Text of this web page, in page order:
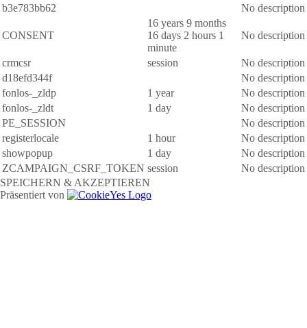
b3e783bb62
No description
CONSENT
16 years 9 months
16 days 2 hours 1
minute
No description
crmcsr session
No description
d18efd344f
No description
fonlos-_zldp
1 year
No description
fonlos-_zldt
1 day
No description
PE_SESSION
No description
registerlocale
1 hour
No description
showpopup
1 day
No description
ZCAMPAIGN_CSRF_TOKEN session
No description
SPEICHERN & AKZEPTIEREN
Präsentiert von